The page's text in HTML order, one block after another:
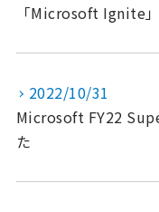
「Microsoft Ignite
2022/10/31
Microsoft FY22
た